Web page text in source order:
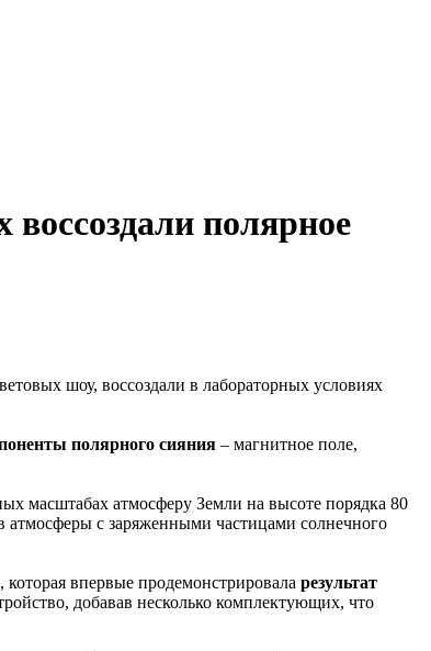
полярное
шоу, воссоздали в лабораторных условиях
полярного сияния – магнитное поле,
масштабах атмосферу Земли на высоте порядка 80
атмосферы с заряженными частицами солнечного
впервые продемонстрировала результат
добавав несколько комплектующих, что